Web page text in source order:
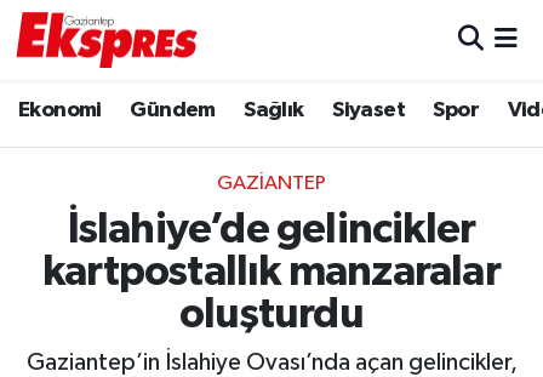
Ekonomi Gündem Sağlık Siyaset Spor
GAZIANTEP
İslahiye’de gelincikler
kartpostallık manzaralar
oluşturdu
Gaziantep’in İslahiye Ovası’nda açan gelincikler,
Ekonomi
Gaziantep son dakika
Genel
Trafik Durumu
Puan Durumu ve Fikstür
Tüm Manşetler
Son Dakika Haberleri